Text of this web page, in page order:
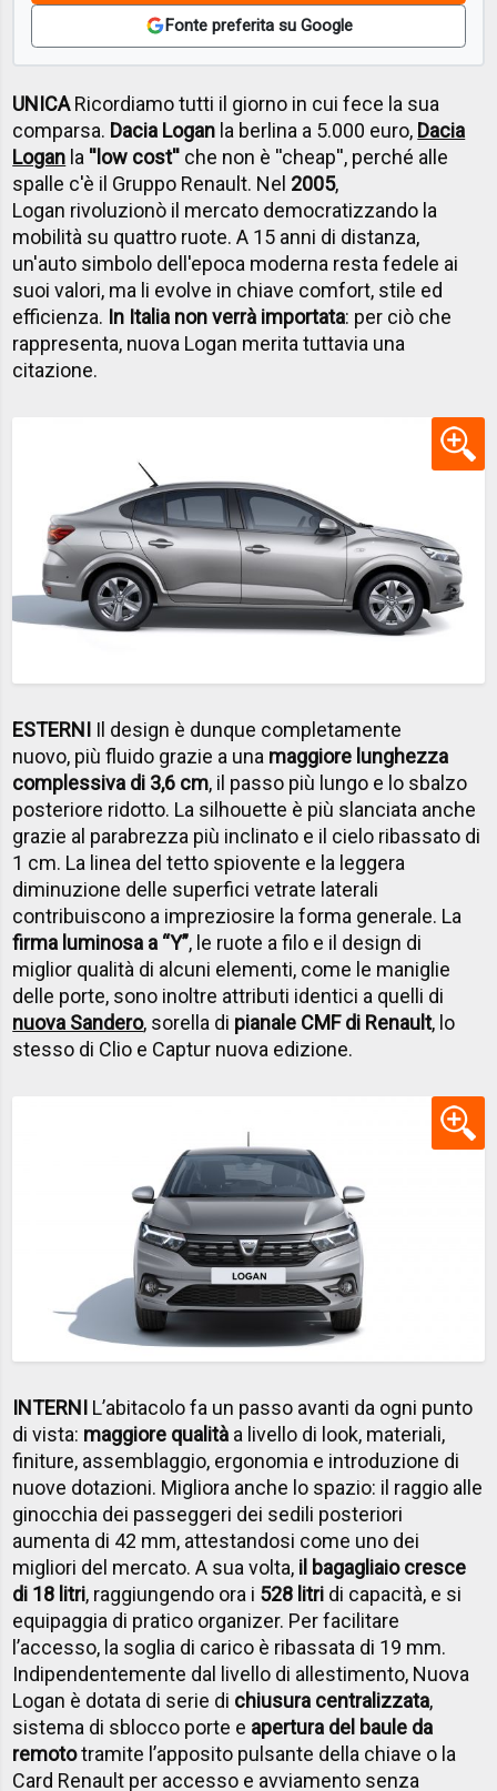
Fonte preferita su Google
UNICARicordiamo tutti il giorno in cui fece la sua
comparsa. Dacia Logan la berlina a 5.000 euro, Dacia
Logan la ''low cost'' che non è ''cheap'', perché alle
spalle c'è il Gruppo Renault. Nel 2005,
Logan rivoluzionò il mercato democratizzando la
mobilità su quattro ruote. A 15 anni di distanza,
un'auto simbolo dell'epoca moderna resta fedele ai
suoi valori, ma li evolve in chiave comfort, stile ed
efficienza. In Italia non verrà importata: per ciò che
rappresenta, nuova Logan merita tuttavia una
citazione.
ESTERNI Il design è dunque completamente
nuovo, più fluido grazie a una maggiore lunghezza
complessiva di 3,6 cm, il passo più lungo e lo sbalzo
posteriore ridotto. La silhouette è più slanciata anche
grazie al parabrezza più inclinato e il cielo ribassato di
1 cm. La linea del tetto spiovente e la leggera
diminuzione delle superfici vetrate laterali
contribuiscono a impreziosire la forma generale. La
firma luminosa a “Y”, le ruote a filo e il design di
miglior qualità di alcuni elementi, come le maniglie
delle porte, sono inoltre attributi identici a quelli di
nuova Sandero, sorella di pianale CMF di Renault, lo
stesso di Clio e Captur nuova edizione.
INTERNI L’abitacolo fa un passo avanti da ogni punto
di vista: maggiore qualità a livello di look, materiali,
finiture, assemblaggio, ergonomia e introduzione di
nuove dotazioni. Migliora anche lo spazio: il raggio alle
ginocchia dei passeggeri dei sedili posteriori
aumenta di 42 mm, attestandosi come uno dei
migliori del mercato. A sua volta, il bagagliaio cresce
di 18 litri, raggiungendo ora i 528 litri di capacità, e si
equipaggia di pratico organizer. Per facilitare
l’accesso, la soglia di carico è ribassata di 19 mm.
Indipendentemente dal livello di allestimento, Nuova
Logan è dotata di serie di chiusura centralizzata,
sistema di sblocco porte e apertura del baule da
remototramite l’apposito pulsante della chiave o la
Card Renault per accesso e avviamento senza